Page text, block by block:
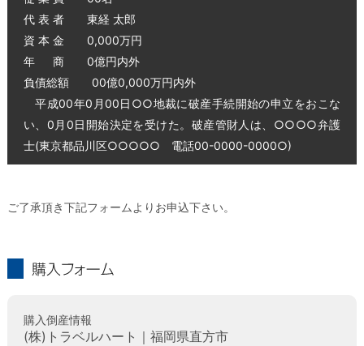
代 表 者 東経 太郎
資 本 金 0,000万円
年 商 0億円内外
負債総額 00億0,000万円内外
平成00年0月00日○○地裁に破産手続開始の申立をおこな
い、0月0日開始決定を受けた。破産管財人は、○○○○弁護
士(東京都品川区○○○○○ 電話00-0000-0000○)
ご了承頂き下記フォームよりお申込下さい。
購入倒産情報
(株)トラベルハート｜福岡県直方市